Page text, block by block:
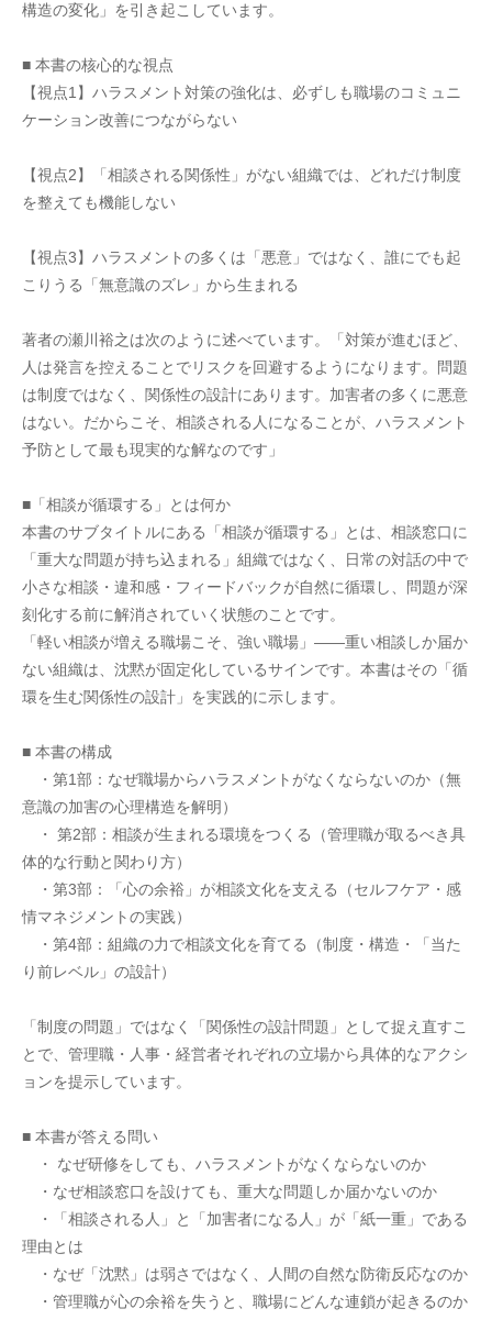
構造の変化」を引き起こしています。
■ 本書の核心的な視点
【視点1】ハラスメント対策の強化は、必ずしも職場のコミュニ
ケーション改善につながらない
【視点2】「相談される関係性」がない組織では、どれだけ制度
を整えても機能しない
【視点3】ハラスメントの多くは「悪意」ではなく、誰にでも起
こりうる「無意識のズレ」から生まれる
著者の瀬川裕之は次のように述べています。「対策が進むほど、
人は発言を控えることでリスクを回避するようになります。問題
は制度ではなく、関係性の設計にあります。加害者の多くに悪意
はない。だからこそ、相談される人になることが、ハラスメント
予防として最も現実的な解なのです」
■「相談が循環する」とは何か
本書のサブタイトルにある「相談が循環する」とは、相談窓口に
「重大な問題が持ち込まれる」組織ではなく、日常の対話の中で
小さな相談・違和感・フィードバックが自然に循環し、問題が深
刻化する前に解消されていく状態のことです。
「軽い相談が増える職場こそ、強い職場」――重い相談しか届か
ない組織は、沈黙が固定化しているサインです。本書はその「循
環を生む関係性の設計」を実践的に示します。
■ 本書の構成
・第1部：なぜ職場からハラスメントがなくならないのか（無
意識の加害の心理構造を解明）
・ 第2部：相談が生まれる環境をつくる（管理職が取るべき具
体的な行動と関わり方）
・第3部：「心の余裕」が相談文化を支える（セルフケア・感
情マネジメントの実践）
・第4部：組織の力で相談文化を育てる（制度・構造・「当た
り前レベル」の設計）
「制度の問題」ではなく「関係性の設計問題」として捉え直すこ
とで、管理職・人事・経営者それぞれの立場から具体的なアクシ
ョンを提示しています。
■ 本書が答える問い
・ なぜ研修をしても、ハラスメントがなくならないのか
・なぜ相談窓口を設けても、重大な問題しか届かないのか
・「相談される人」と「加害者になる人」が「紙一重」である
理由とは
・なぜ「沈黙」は弱さではなく、人間の自然な防衛反応なのか
・管理職が心の余裕を失うと、職場にどんな連鎖が起きるのか